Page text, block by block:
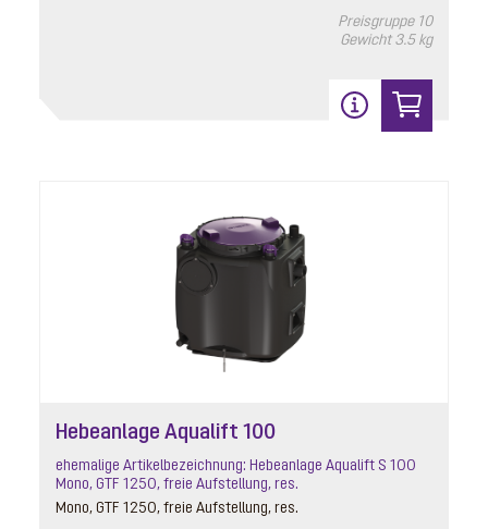
Preisgruppe 10
Gewicht 3.5 kg
Hebeanlage Aqualift 100
ehemalige Artikelbezeichnung: Hebeanlage Aqualift S 100
Mono, GTF 1250, freie Aufstellung, res.
Mono, GTF 1250, freie Aufstellung, res.